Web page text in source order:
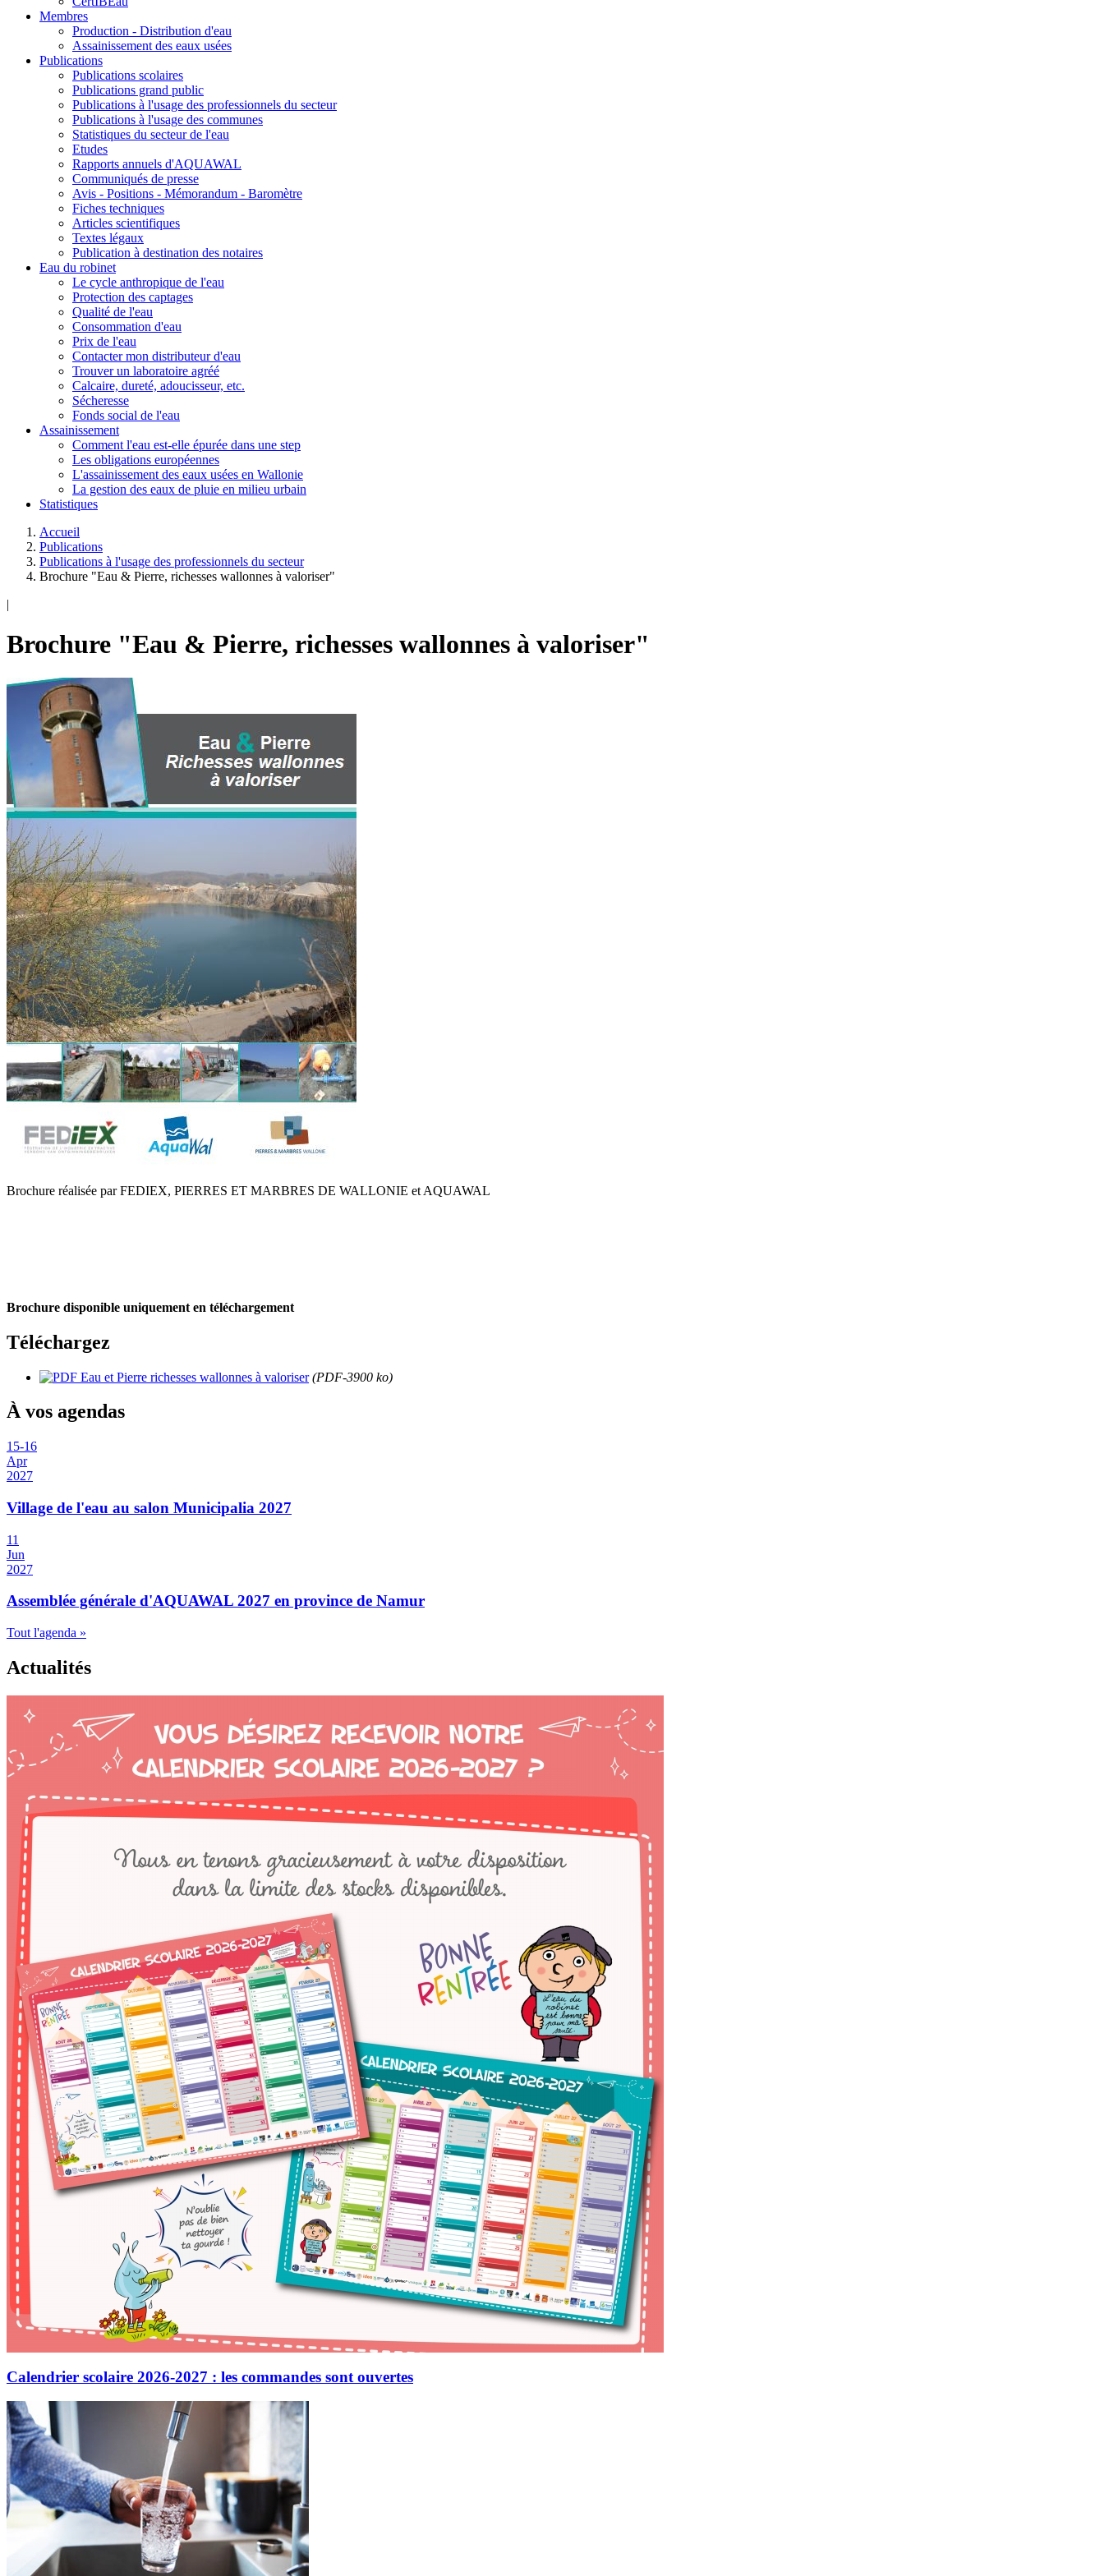
Membres
Production - Distribution d'eau
Assainissement des eaux usées
Publications
Publications scolaires
Publications grand public
Publications à l'usage des professionnels du secteur
Publications à l'usage des communes
Statistiques du secteur de l'eau
Etudes
Rapports annuels d'AQUAWAL
Communiqués de presse
Avis - Positions - Mémorandum - Baromètre
Fiches techniques
Articles scientifiques
Textes légaux
Publication à destination des notaires
Eau du robinet
Le cycle anthropique de l'eau
Protection des captages
Qualité de l'eau
Consommation d'eau
Prix de l'eau
Contacter mon distributeur d'eau
Trouver un laboratoire agréé
Calcaire, dureté, adoucisseur, etc.
Sécheresse
Fonds social de l'eau
Assainissement
Comment l'eau est-elle épurée dans une step
Les obligations européennes
L'assainissement des eaux usées en Wallonie
La gestion des eaux de pluie en milieu urbain
Statistiques
Accueil
Publications
Publications à l'usage des professionnels du secteur
Brochure "Eau & Pierre, richesses wallonnes à valoriser"
|
Brochure "Eau & Pierre, richesses wallonnes à valoriser"
Brochure réalisée par FEDIEX, PIERRES ET MARBRES DE WALLONIE et AQUAWAL
Brochure disponible uniquement en téléchargement
Téléchargez
Eau et Pierre richesses wallonnes à valoriser(PDF-3900 ko)
À vos agendas
15-16
Apr
2027
Village de l'eau au salon Municipalia 2027
11
Jun
2027
Assemblée générale d'AQUAWAL 2027 en province de Namur
Tout l'agenda »
Actualités
Calendrier scolaire 2026-2027 : les commandes sont ouvertes